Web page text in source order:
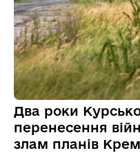
Два роки
перенесення
злам планів